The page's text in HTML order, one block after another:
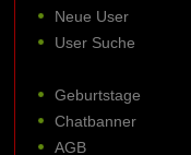
Neue User
User Suche
Geburtstage
Chatbanner
AGB